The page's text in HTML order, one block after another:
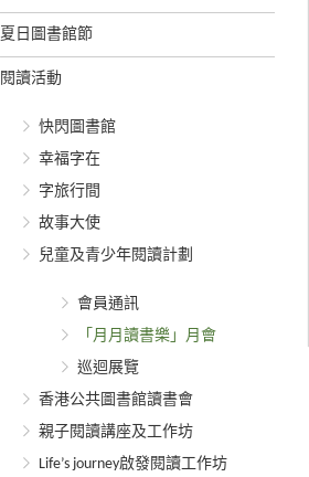
夏日圖書館節
閱讀活動
快閃圖書館
幸福字在
字旅行間
故事大使
兒童及青少年閱讀計劃
會員通訊
「月月讀書樂」月會
巡迴展覽
香港公共圖書館讀書會
親子閱讀講座及工作坊
Life’s journey啟發閱讀工作坊